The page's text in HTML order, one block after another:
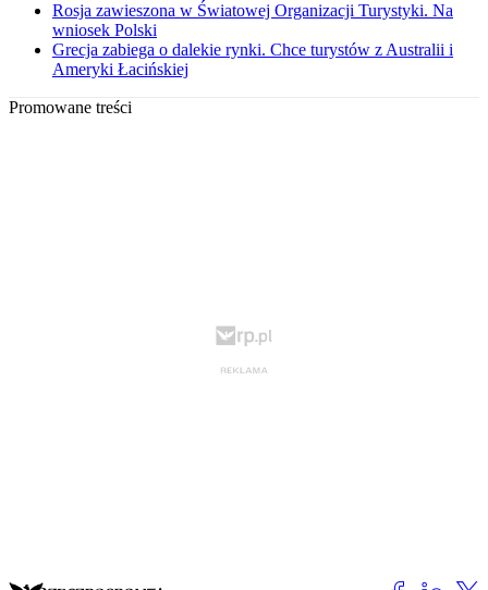
Rosja zawieszona w Światowej Organizacji Turystyki. Na
wniosek Polski
Grecja zabiega o dalekie rynki. Chce turystów z Australii i
Ameryki Łacińskiej
Promowane treści